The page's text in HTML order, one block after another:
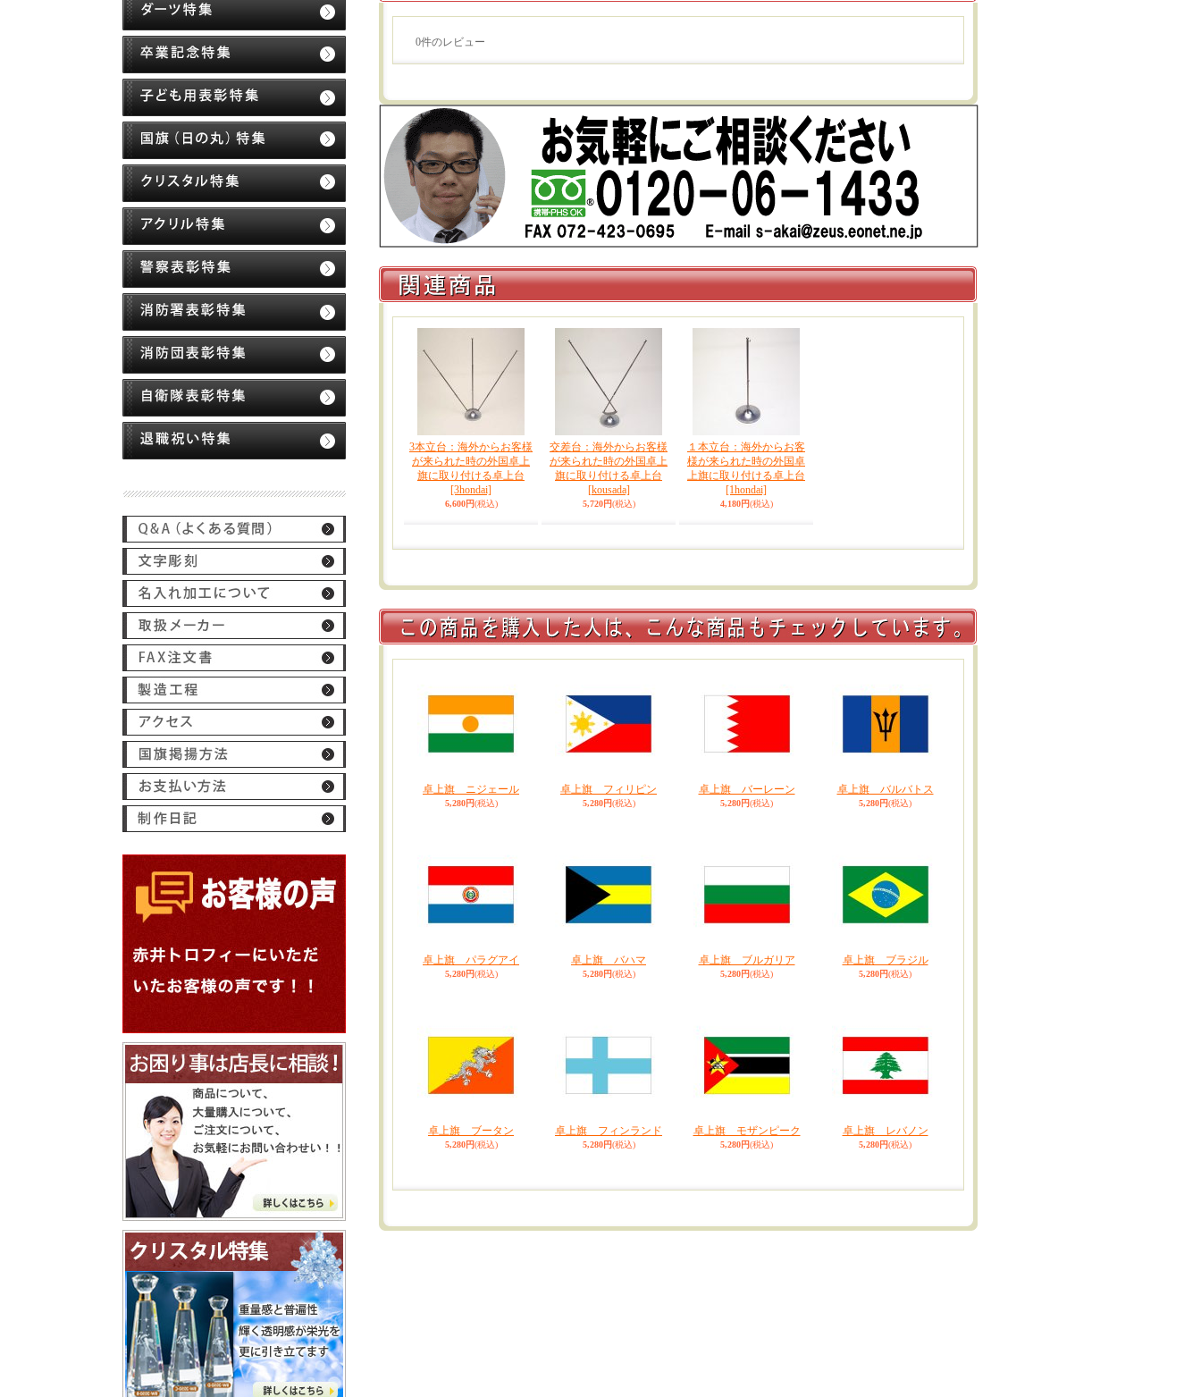
0件のレビュー
3本立台：海外からお客様
が来られた時の外国卓上
旗に取り付ける卓上台
[3hondai]
6,600円(税込)
交差台：海外からお客様
が来られた時の外国卓上
旗に取り付ける卓上台
[kousada]
5,720円(税込)
１本立台：海外からお客
様が来られた時の外国卓
上旗に取り付ける卓上台
[1hondai]
4,180円(税込)
卓上旗 ニジェール
5,280円(税込)
卓上旗 フィリピン
5,280円(税込)
卓上旗 バーレーン
5,280円(税込)
卓上旗 バルバトス
5,280円(税込)
卓上旗 パラグアイ
5,280円(税込)
卓上旗 バハマ
5,280円(税込)
卓上旗 ブルガリア
5,280円(税込)
卓上旗 ブラジル
5,280円(税込)
卓上旗 ブータン
5,280円(税込)
卓上旗 フィンランド
5,280円(税込)
卓上旗 モザンピーク
5,280円(税込)
卓上旗 レバノン
5,280円(税込)